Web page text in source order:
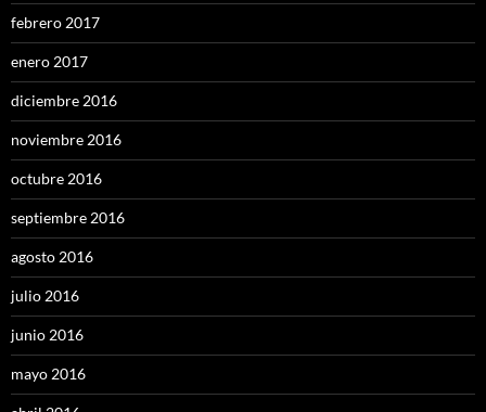
febrero 2017
enero 2017
diciembre 2016
noviembre 2016
octubre 2016
septiembre 2016
agosto 2016
julio 2016
junio 2016
mayo 2016